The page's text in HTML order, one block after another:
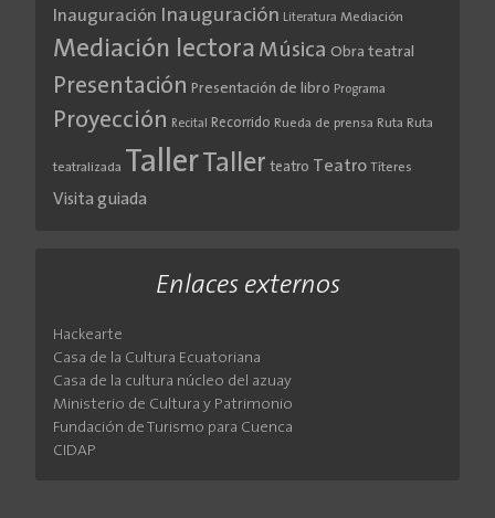
Inauguración Inauguración Literatura Mediación
Mediación lectora Música Obra teatral
Presentación Presentación de libro Programa
Proyección Recital Recorrido Rueda de prensa Ruta Ruta
teatralizada Taller Taller teatro Teatro Títeres
Visita guiada
Enlaces externos
Hackearte
Casa de la Cultura Ecuatoriana
Casa de la cultura núcleo del azuay
Ministerio de Cultura y Patrimonio
Fundación de Turismo para Cuenca
CIDAP